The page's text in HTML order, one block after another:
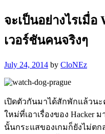
จะเป็นอย่างไรเมื่อ
เวอร์ชันคนจริงๆ
July 24, 2014 by CloNEz
เปิดตัวกันมาได้สักพักแล้วนะ
ใหม่ที่เอาเรื่องของ Hacker ม
นั้นกระแสของเกมก็ยังไม่ตก